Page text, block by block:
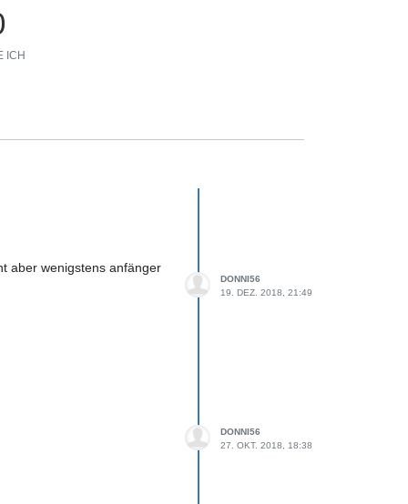
ICH
aber wenigstens anfänger
DONNI56
19. DEZ. 2018, 21:49
DONNI56
27. OKT. 2018, 18:38